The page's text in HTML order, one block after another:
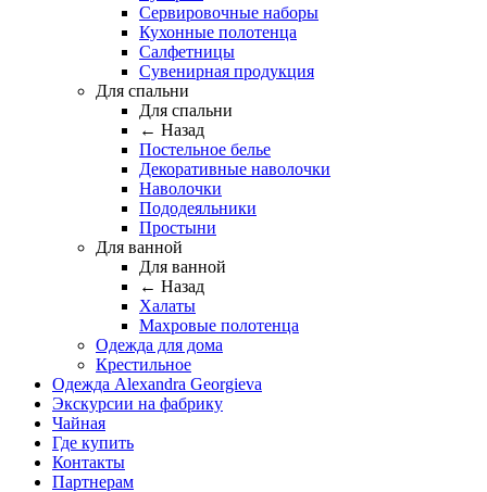
Сервировочные наборы
Кухонные полотенца
Салфетницы
Сувенирная продукция
Для спальни
Для спальни
← Назад
Постельное белье
Декоративные наволочки
Наволочки
Пододеяльники
Простыни
Для ванной
Для ванной
← Назад
Халаты
Махровые полотенца
Одежда для дома
Крестильное
Одежда Alexandra Georgieva
Экскурсии на фабрику
Чайная
Где купить
Контакты
Партнерам